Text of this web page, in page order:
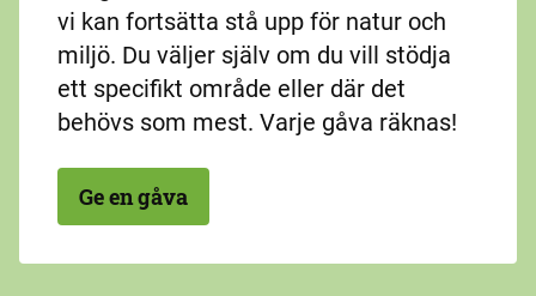
vi kan fortsätta stå upp för natur och
miljö. Du väljer själv om du vill stödja
ett specifikt område eller där det
behövs som mest. Varje gåva räknas!
Ge en gåva